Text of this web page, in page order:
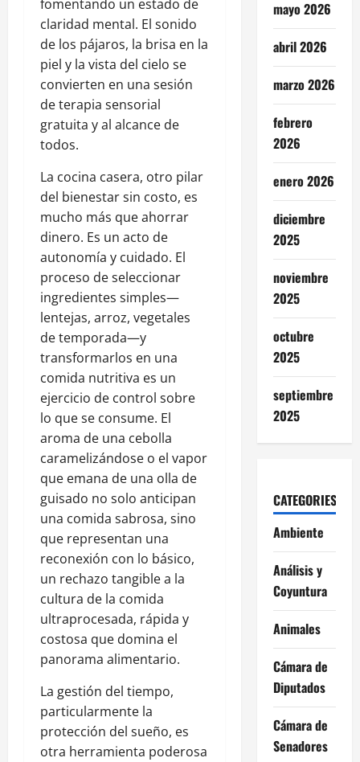
fomentando un estado de
claridad mental. El sonido
de los pájaros, la brisa en la
piel y la vista del cielo se
convierten en una sesión
de terapia sensorial
gratuita y al alcance de
todos.
La cocina casera, otro pilar
del bienestar sin costo, es
mucho más que ahorrar
dinero. Es un acto de
autonomía y cuidado. El
proceso de seleccionar
ingredientes simples—
lentejas, arroz, vegetales
de temporada—y
transformarlos en una
comida nutritiva es un
ejercicio de control sobre
lo que se consume. El
aroma de una cebolla
caramelizándose o el vapor
que emana de una olla de
guisado no solo anticipan
una comida sabrosa, sino
que representan una
reconexión con lo básico,
un rechazo tangible a la
cultura de la comida
ultraprocesada, rápida y
costosa que domina el
panorama alimentario.
La gestión del tiempo,
particularmente la
protección del sueño, es
otra herramienta poderosa
mayo 2026
abril 2026
marzo 2026
febrero
2026
enero 2026
diciembre
2025
noviembre
2025
octubre
2025
septiembre
2025
CATEGORIES
Ambiente
Análisis y
Coyuntura
Animales
Cámara de
Diputados
Cámara de
Senadores